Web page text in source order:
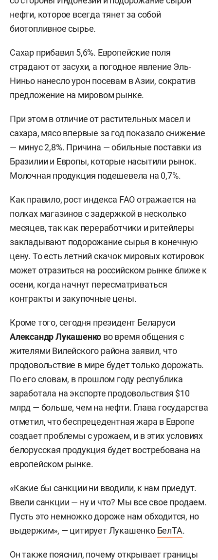
нефти, которое всегда тянет за собой
биотопливное сырье.
Сахар прибавил 5,6%. Европейские поля
страдают от засухи, а погодное явление Эль-
Ниньо нанесло урон посевам в Азии, сократив
предложение на мировом рынке.
При этом в отличие от растительных масел и
сахара, мясо впервые за год показало снижение
— минус 2,8%. Причина — обильные поставки из
Бразилии и Европы, которые насытили рынок.
Молочная продукция подешевела на 0,7%.
Как правило, рост индекса FAO отражается на
полках магазинов с задержкой в несколько
месяцев, так как переработчики и ритейлеры
закладывают подорожание сырья в конечную
цену. То есть летний скачок мировых котировок
может отразиться на российском рынке ближе к
осени, когда начнут пересматриваться
контракты и закупочные цены.
Кроме того, сегодня президент Беларуси
Александр Лукашенко во время общения с
жителями Вилейского района заявил, что
продовольствие в мире будет только дорожать.
По его словам, в прошлом году республика
заработала на экспорте продовольствия $10
млрд — больше, чем на нефти. Глава государства
отметил, что беспрецедентная жара в Европе
создает проблемы с урожаем, и в этих условиях
белорусская продукция будет востребована на
европейском рынке.
«Какие бы санкции ни вводили, к нам приедут.
Ввели санкции — ну и что? Мы все свое продаем.
Пусть это немножко дороже нам обходится, но
выдержим», — цитирует Лукашенко БелТА.
Он также пояснил, почему открывает границы